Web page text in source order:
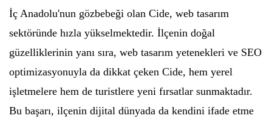
İç Anadolu'nun gözbebeği olan Cide, web tasarım
sektöründe hızla yükselmektedir. İlçenin doğal
güzelliklerinin yanı sıra, web tasarım yetenekleri ve SEO
optimizasyonuyla da dikkat çeken Cide, hem yerel
işletmelere hem de turistlere yeni fırsatlar sunmaktadır.
Bu başarı, ilçenin dijital dünyada da kendini ifade etme